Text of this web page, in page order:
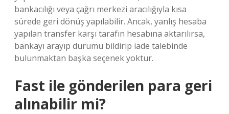
bankacılığı veya çağrı merkezi aracılığıyla kısa
sürede geri dönüş yapılabilir. Ancak, yanlış hesaba
yapılan transfer karşı tarafın hesabına aktarılırsa,
bankayı arayıp durumu bildirip iade talebinde
bulunmaktan başka seçenek yoktur.
Fast ile gönderilen para geri
alınabilir mi?